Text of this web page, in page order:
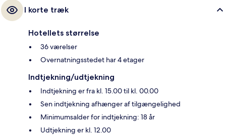
I korte træk
Hotellets størrelse
36 værelser
Overnatningsstedet har 4 etager
Indtjekning/udtjekning
Indtjekning er fra kl. 15.00 til kl. 00.00
Sen indtjekning afhænger af tilgængelighed
Minimumsalder for indtjekning: 18 år
Udtjekning er kl. 12.00